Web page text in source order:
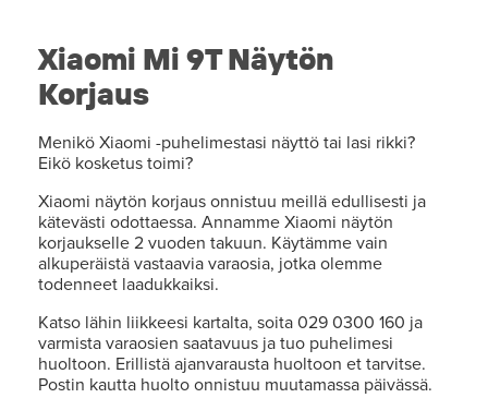
Xiaomi Mi 9T Näytön
Korjaus
Menikö Xiaomi -puhelimestasi näyttö tai lasi rikki?
Eikö kosketus toimi?
Xiaomi näytön korjaus onnistuu meillä edullisesti ja
kätevästi odottaessa. Annamme Xiaomi näytön
korjaukselle 2 vuoden takuun. Käytämme vain
alkuperäistä vastaavia varaosia, jotka olemme
todenneet laadukkaiksi.
Katso lähin liikkeesi kartalta, soita 029 0300 160 ja
varmista varaosien saatavuus ja tuo puhelimesi
huoltoon. Erillistä ajanvarausta huoltoon et tarvitse.
Postin kautta huolto onnistuu muutamassa päivässä.